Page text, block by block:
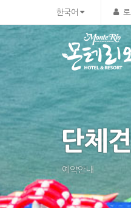
한국어
단체
예약안내
Sketchbook5,